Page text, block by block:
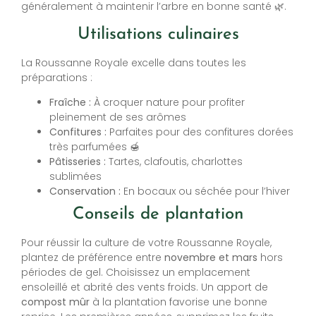
généralement à maintenir l’arbre en bonne santé 🌿.
Utilisations culinaires
La Roussanne Royale excelle dans toutes les
préparations :
Fraîche : À croquer nature pour profiter
pleinement de ses arômes
Confitures : Parfaites pour des confitures dorées
très parfumées 🍯
Pâtisseries : Tartes, clafoutis, charlottes
sublimées
Conservation : En bocaux ou séchée pour l’hiver
Conseils de plantation
Pour réussir la culture de votre Roussanne Royale,
plantez de préférence entre novembre et mars hors
périodes de gel. Choisissez un emplacement
ensoleillé et abrité des vents froids. Un apport de
compost mûr à la plantation favorise une bonne